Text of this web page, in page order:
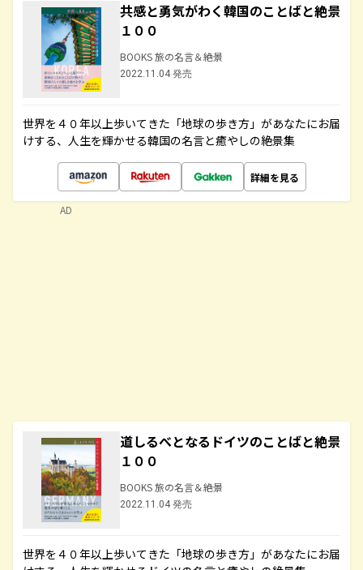
共感と勇気がわく韓国のことばと絶景
１００
BOOKS 旅の名言＆絶景
2022.11.04 発売
世界を４０年以上歩いてきた「地球の歩き方」があなたにお届
けする、人生を輝かせる韓国の名言と癒やしの絶景集
詳細を見る
道しるべとなるドイツのことばと絶景
１００
BOOKS 旅の名言＆絶景
2022.11.04 発売
世界を４０年以上歩いてきた「地球の歩き方」があなたにお届
AD